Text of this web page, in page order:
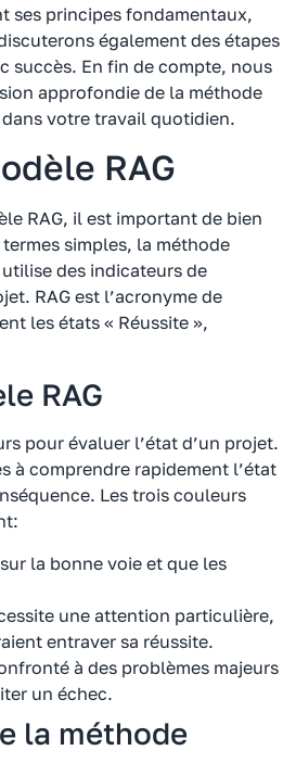
ses principes fondamentaux,
également des étapes
succès. En fin de compte, nous
approfondie de la méthode
votre travail quotidien.
RAG
RAG, il est important de bien
simples, la méthode
des indicateurs de
RAG est l’acronyme de
les états « Réussite »,
RAG
pour évaluer l’état d’un projet.
à comprendre rapidement l’état
Les trois couleurs
la bonne voie et que les
une attention particulière,
entraver sa réussite.
à des problèmes majeurs
un échec.
la méthode